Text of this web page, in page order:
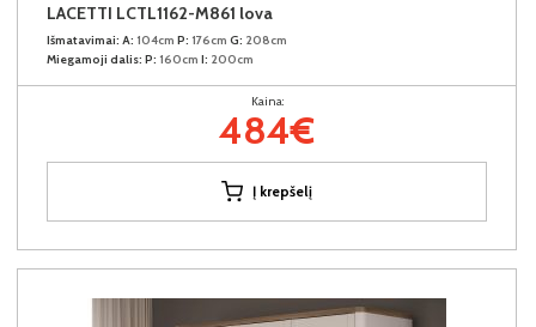
LACETTI LCTL1162-M861 lova
Išmatavimai: A: 104cm P: 176cm G: 208cm
Miegamoji dalis: P: 160cm I: 200cm
Kaina:
484€
Į krepšelį